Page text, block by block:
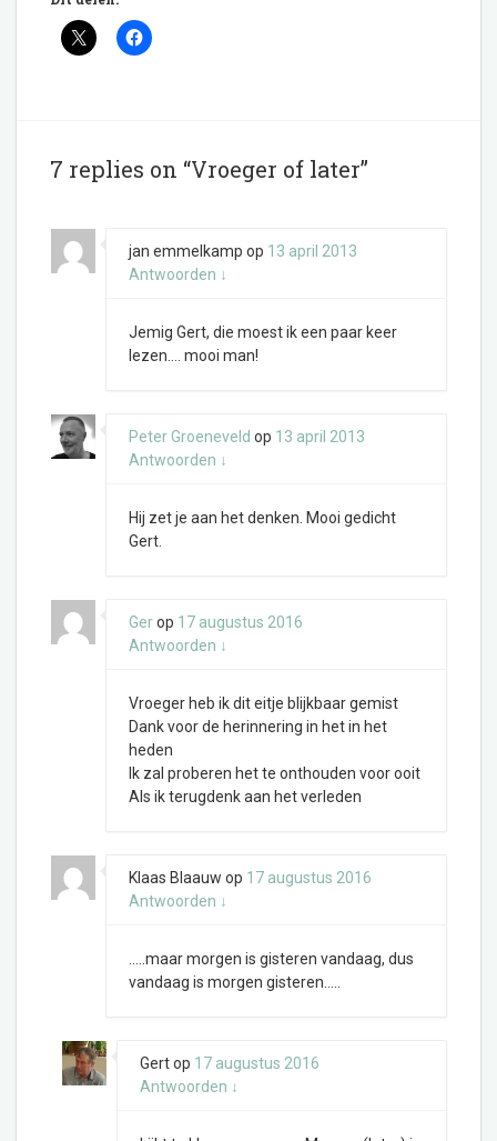
7 replies on “Vroeger of later”
jan emmelkamp op 13 april 2013
Antwoorden ↓
Jemig Gert, die moest ik een paar keer
lezen…. mooi man!
Peter Groeneveld op 13 april 2013
Antwoorden ↓
Hij zet je aan het denken. Mooi gedicht
Gert.
Gerop 17 augustus 2016
Antwoorden ↓
Vroeger heb ik dit eitje blijkbaar gemist
Dank voor de herinnering in het in het
heden
Ik zal proberen het te onthouden voor ooit
Als ik terugdenk aan het verleden
Klaas Blaauw op 17 augustus 2016
Antwoorden ↓
…..maar morgen is gisteren vandaag, dus
vandaag is morgen gisteren…..
Gertop 17 augustus 2016
Antwoorden ↓